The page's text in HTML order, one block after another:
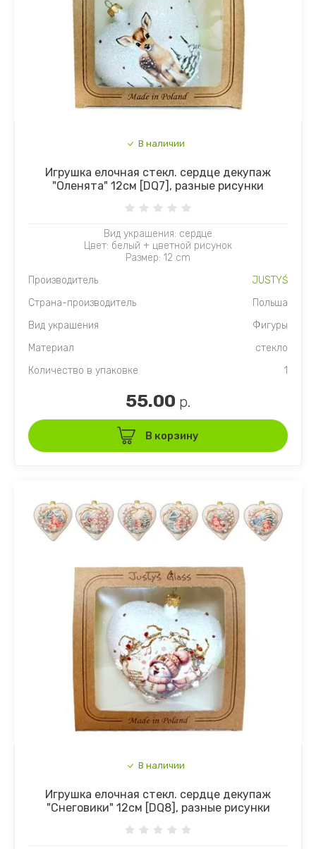
В наличии
Игрушка елочная стекл. сердце декупаж
"Оленята" 12см [DQ7], разные рисунки
Вид украшения: сердце
Цвет: белый + цветной рисунок
Размер: 12 cm
Производитель
JUSTYŚ
Страна-производитель
Польша
Вид украшения
Фигуры
Материал
стекло
Количество в упаковке
1
55.00 р.
В корзину
В наличии
Игрушка елочная стекл. сердце декупаж
"Снеговики" 12см [DQ8], разные рисунки